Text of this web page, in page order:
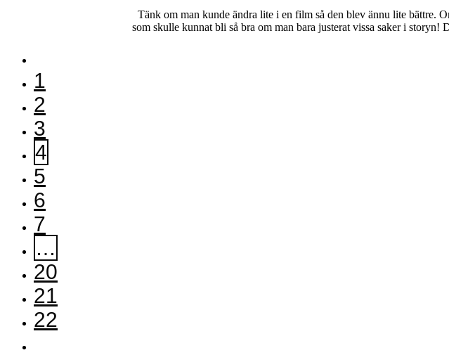
Tänk om man kunde ändra lite i en film så den blev ännu lite bättre.
som skulle kunnat bli så bra om man bara justerat vissa saker i storyn!
1
2
3
4
5
6
7
…
20
21
22